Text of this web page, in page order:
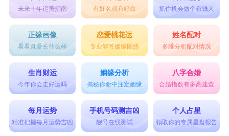
未来十年运势指南 有好名就有好命 抓住机会做个有钱人
正缘画像
看看真爱长什么样
恋爱桃花运
专业解答姻缘困惑
姓名配对
多维分析配对情况
生肖财运
今年你会走好运吗
姻缘分析
揭秘你命中注定姻缘
八字合婚
合婚指数有多高速查
每月运势
精准把握每月运势吉凶
手机号码测吉凶
靓号在线测试
个人占星
领取你的专属星盘报告